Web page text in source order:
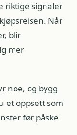
riktige signaler
Når
blir
mer
noe, og bygg
et oppsett som
før påske.